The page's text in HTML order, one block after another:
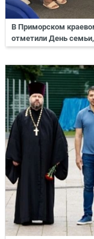
В Приморском
отметили День